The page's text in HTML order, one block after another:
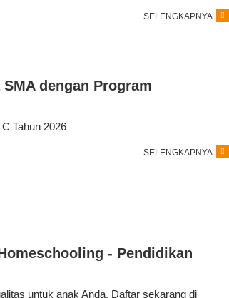
SELENGKAPNYA
dengan Program
Tahun 2026
SELENGKAPNYA
- Pendidikan
untuk anak Anda. Daftar sekarang di